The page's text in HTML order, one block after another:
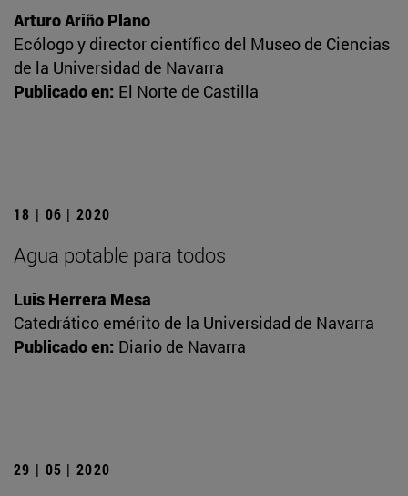
Arturo Ariño Plano
Ecólogo y director científico del Museo de Ciencias
de la Universidad de Navarra
Publicado en: El Norte de Castilla
18 | 06 | 2020
Agua potable para todos
Luis Herrera Mesa
Catedrático emérito de la Universidad de Navarra
Publicado en: Diario de Navarra
29 | 05 | 2020